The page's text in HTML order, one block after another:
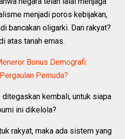
menjadi poros kebijakan,
bancakan oligarki. Dan rakyat?
atas tanah emas.
Bonus Demografi:
Pemuda?
ditegaskan kembali, untuk siapa
ini dikelola?
rakyat, maka ada sistem yang